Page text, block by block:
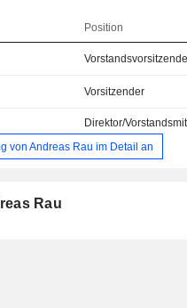
Position
Vorsitzender
Direktor/
von Andreas Rau im Detail an
Rau